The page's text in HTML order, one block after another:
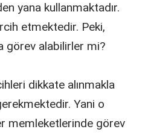
yana kullanmaktadır.
etmektedir. Peki,
görev alabilirler mi?
dikkate alınmakla
Yani o
memleketlerinde görev